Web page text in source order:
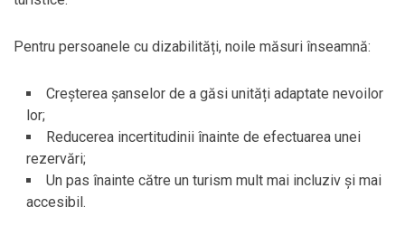
Pentru persoanele cu dizabilități, noile măsuri înseamnă:
Creșterea șanselor de a găsi unități adaptate nevoilor
lor;
Reducerea incertitudinii înainte de efectuarea unei
rezervări;
Un pas înainte către un turism mult mai incluziv și mai
accesibil.